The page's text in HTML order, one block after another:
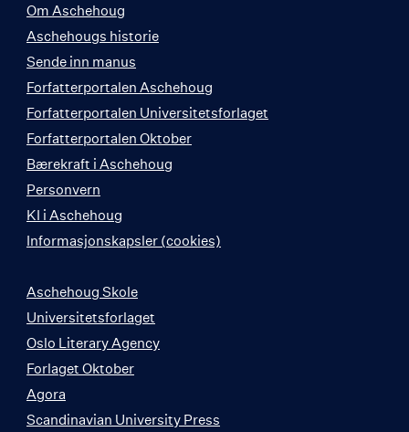
Om Aschehoug
Aschehougs historie
Sende inn manus
Forfatterportalen Aschehoug
Forfatterportalen Universitetsforlaget
Forfatterportalen Oktober
Bærekraft i Aschehoug
Personvern
KI i Aschehoug
Informasjonskapsler (cookies)
Aschehoug Skole
Universitetsforlaget
Oslo Literary Agency
Forlaget Oktober
Agora
Scandinavian University Press